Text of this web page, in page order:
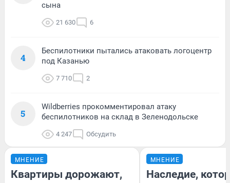
сына
21 630 6
4
Беспилотники пытались атаковать логоцентр
под Казанью
7 710 2
5
Wildberries прокомментировал атаку
беспилотников на склад в Зеленодольске
4 247 Обсудить
МНЕНИЕ
Квартиры дорожают,
МНЕНИЕ
Наследие,